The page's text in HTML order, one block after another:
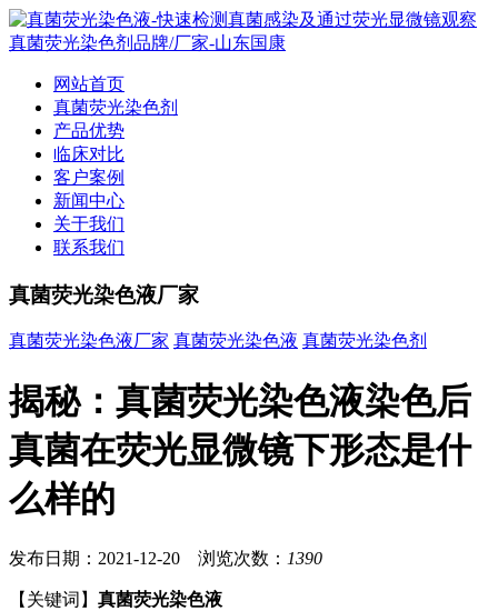
网站首页
真菌荧光染色剂
产品优势
临床对比
客户案例
新闻中心
关于我们
联系我们
真菌荧光染色液厂家
真菌荧光染色液厂家 真菌荧光染色液 真菌荧光染色剂
揭秘：真菌荧光染色液染色后
真菌在荧光显微镜下形态是什
么样的
发布日期：2021-12-20 浏览次数： 1390
【关键词】 真菌荧光染色液